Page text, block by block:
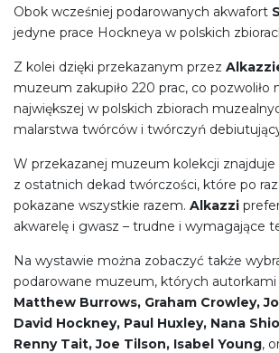
Obok wcześniej podarowanych akwafort
jedyne prace Hockneya w polskich
Z kolei dzięki przekazanym przez
muzeum zakupiło 220 prac, co pozwoliło
największej w polskich zbiorach
malarstwa twórców i twórczyń
W przekazanej muzeum kolekcji znajduje
z ostatnich dekad twórczości, które po
pokazane wszystkie razem. Alkazzi
akwarelę i gwasz – trudne i wymagające
Na wystawie można zobaczyć także
podarowane muzeum, których autorkami
Matthew Burrows, Graham Crowley,
David Hockney, Paul Huxley, Nana
Renny Tait, Joe Tilson, Isabel Young,